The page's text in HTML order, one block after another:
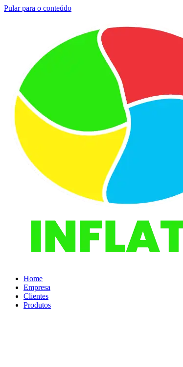
Pular para o conteúdo
Home
Empresa
Clientes
Produtos